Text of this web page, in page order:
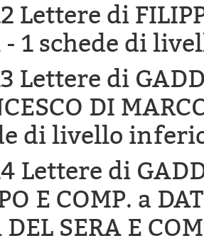
Lettere di
- 1 schede di
Lettere di
DI
di livello
Lettere di
E COMP. a
DEL SERA E